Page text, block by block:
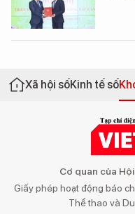
Xã hội sốKinh tế số
Cơ quan của
Giấy phép hoạt động báo
Thể thao và